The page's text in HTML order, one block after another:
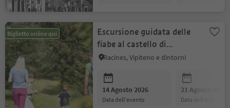
Biglietto online qui
Escursione guidata delle
fiabe al castello di
Wolfsthurn
Racines, Vipiteno e dintorni
14 Agosto 2026
data dell'evento
21 Agosto 2026
data dell'evento